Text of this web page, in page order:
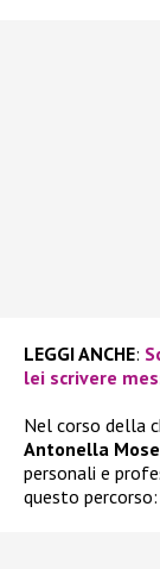
LEGGI ANCHE:
lei scrivere
Nel corso della
Antonella
personali e
questo percorso: